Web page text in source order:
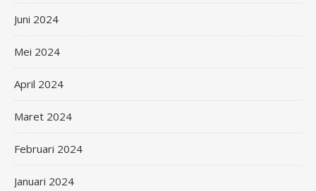
Juni 2024
Mei 2024
April 2024
Maret 2024
Februari 2024
Januari 2024